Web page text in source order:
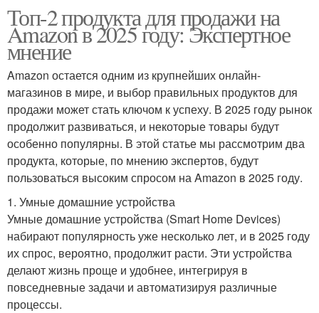
Топ-2 продукта для продажи на
Amazon в 2025 году: Экспертное
мнение
Amazon остается одним из крупнейших онлайн-
магазинов в мире, и выбор правильных продуктов для
продажи может стать ключом к успеху. В 2025 году рынок
продолжит развиваться, и некоторые товары будут
особенно популярны. В этой статье мы рассмотрим два
продукта, которые, по мнению экспертов, будут
пользоваться высоким спросом на Amazon в 2025 году.
1. Умные домашние устройства
Умные домашние устройства (Smart Home Devices)
набирают популярность уже несколько лет, и в 2025 году
их спрос, вероятно, продолжит расти. Эти устройства
делают жизнь проще и удобнее, интегрируя в
повседневные задачи и автоматизируя различные
процессы.